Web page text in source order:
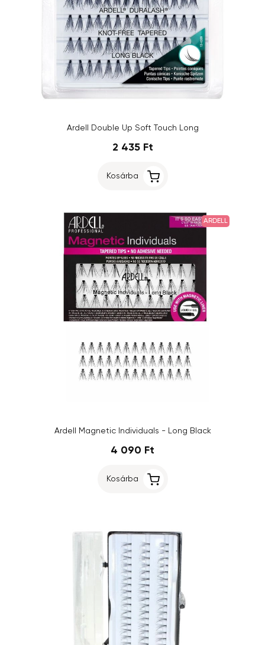
Ardell Double Up Soft Touch Long
2 435 Ft
Kosárba
ARDELL
Ardell Magnetic Individuals - Long Black
4 090 Ft
Kosárba